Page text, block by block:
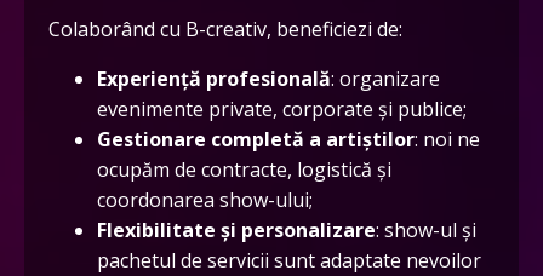
Colaborând cu B-creativ, beneficiezi de:
Experiență profesională: organizare
evenimente private, corporate și publice;
Gestionare completă a artiștilor: noi ne
ocupăm de contracte, logistică și
coordonarea show-ului;
Flexibilitate și personalizare: show-ul și
pachetul de servicii sunt adaptate nevoilor